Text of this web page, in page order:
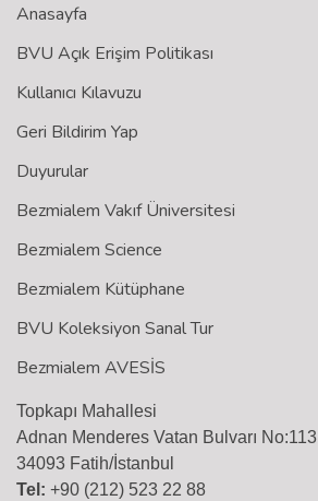
Anasayfa
BVU Açık Erişim Politikası
Kullanıcı Kılavuzu
Geri Bildirim Yap
Duyurular
Bezmialem Vakıf Üniversitesi
Bezmialem Science
Bezmialem Kütüphane
BVU Koleksiyon Sanal Tur
Bezmialem AVESİS
Topkapı Mahallesi
Adnan Menderes Vatan Bulvarı No:113
34093 Fatih/İstanbul
Tel: +90 (212) 523 22 88